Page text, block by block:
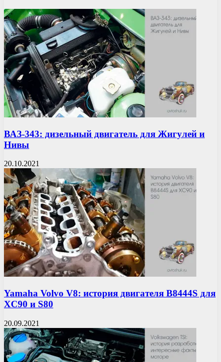
ВАЗ-343: дизельный двигатель для Жигулей и
Нивы
20.10.2021
Yamaha Volvo V8: история двигателя B8444S для
XC90 и S80
20.09.2021